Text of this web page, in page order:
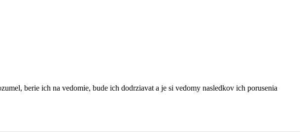
berie ich na vedomie, bude ich dodrziavat a je si vedomy nasledkov ich porusenia